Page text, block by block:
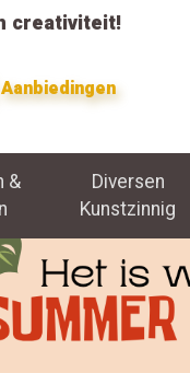
creativiteit!
Aanbiedingen
Zoeken
&
Diversen
Kunstzinnig